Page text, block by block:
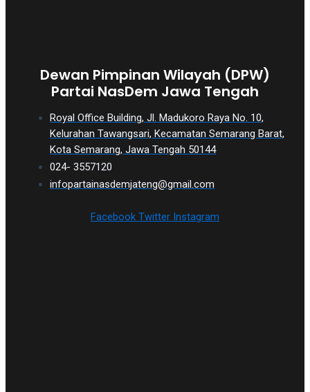
Dewan Pimpinan Wilayah (DPW)
Partai NasDem Jawa Tengah
Royal Office Building, Jl. Madukoro Raya No. 10,
Kelurahan Tawangsari, Kecamatan Semarang Barat,
Kota Semarang, Jawa Tengah 50144
024- 3557120
infopartainasdemjateng@gmail.com
Facebook Twitter Instagram